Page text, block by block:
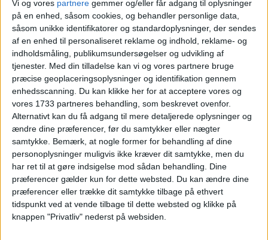
Vi og vores partnere gemmer og/eller får adgang til oplysninger
på en enhed, såsom cookies, og behandler personlige data,
såsom unikke identifikatorer og standardoplysninger, der sendes
af en enhed til personaliseret reklame og indhold, reklame- og
indholdsmåling, publikumsundersøgelser og udvikling af
tjenester. Med din tilladelse kan vi og vores partnere bruge
præcise geoplaceringsoplysninger og identifikation gennem
enhedsscanning. Du kan klikke her for at acceptere vores og
vores 1733 partneres behandling, som beskrevet ovenfor.
Alternativt kan du få adgang til mere detaljerede oplysninger og
ændre dine præferencer, før du samtykker eller nægter
samtykke. Bemærk, at nogle former for behandling af dine
personoplysninger muligvis ikke kræver dit samtykke, men du
har ret til at gøre indsigelse mod sådan behandling. Dine
præferencer gælder kun for dette websted. Du kan ændre dine
præferencer eller trække dit samtykke tilbage på ethvert
tidspunkt ved at vende tilbage til dette websted og klikke på
knappen "Privatliv" nederst på websiden.
U36 31
Vælg: København
Ryd valg Vis fly Vis hotel
PRISOVERSIGT
KØBENHAVN: 4. – 19. NOVEMBER 26 (13 NÆTTER)